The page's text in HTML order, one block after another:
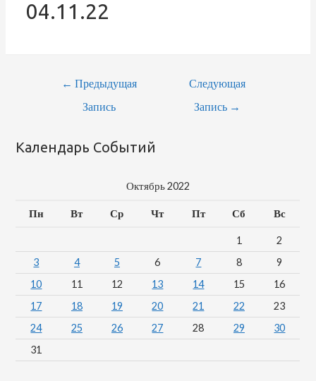
04.11.22
Навигация
← Предыдущая
Запись
Следующая
Запись →
Календарь Событий
Октябрь 2022
Пн Вт Ср Чт Пт Сб Вс
1
2
3
4 5 6 7 8
9
10
11 12 13 14 15
16
17
18 19 20 21 22
23
24
25 26 27 28 29
30
31